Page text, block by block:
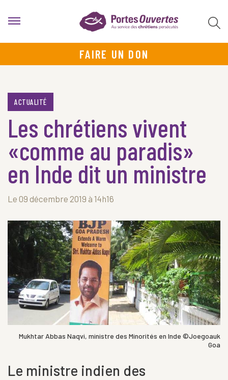
FAIRE UN DON
ACTUALITÉ
Les chrétiens vivent
«comme au paradis»
en Inde dit un ministre
Le 09 décembre 2019 à 14h16
Mukhtar Abbas Naqvi, ministre des Minorités en Inde ©Joegoauk
Goa
Le ministre indien des